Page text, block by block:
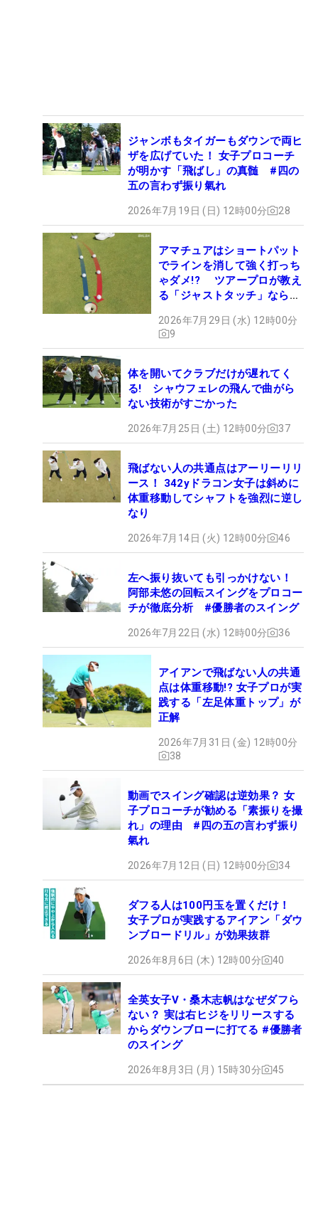
ジャンボもタイガーもダウンで両ヒ
ザを広げていた！ 女子プロコーチ
が明かす「飛ばし」の真髄 #四の
五の言わず振り氣れ
2026年7月19日 (日) 12時00分 28
アマチュアはショートパット
でラインを消して強く打っち
ゃダメ!? ツアープロが教え
る「ジャストタッチ」なら3
2026年7月29日 (水) 12時00分
9
体を開いてクラブだけが遅れてく
る! シャウフェレの飛んで曲がら
ない技術がすごかった
2026年7月25日 (土) 12時00分 37
飛ばない人の共通点はアーリーリリ
ース！ 342yドラコン女子は斜めに
体重移動してシャフトを強烈に逆し
なり
2026年7月14日 (火) 12時00分 46
左へ振り抜いても引っかけない！
阿部未悠の回転スイングをプロコー
チが徹底分析 #優勝者のスイング
2026年7月22日 (水) 12時00分 36
アイアンで飛ばない人の共通
点は体重移動!? 女子プロが実
践する「左足体重トップ」が
正解
2026年7月31日 (金) 12時00分
38
動画でスイング確認は逆効果？ 女
子プロコーチが勧める「素振りを撮
れ」の理由 #四の五の言わず振り
氣れ
2026年7月12日 (日) 12時00分 34
ダフる人は100円玉を置くだけ！
女子プロが実践するアイアン「ダウ
ンブロードリル」が効果抜群
2026年8月6日 (木) 12時00分 40
全英女子V・桑木志帆はなぜダフら
ない？ 実は右ヒジをリリースする
からダウンブローに打てる #優勝者
のスイング
2026年8月3日 (月) 15時30分 45